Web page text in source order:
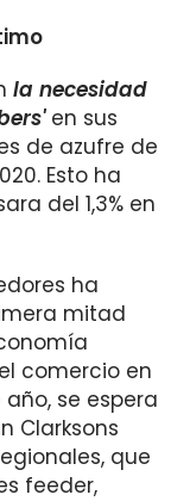
la necesidad
en sus
de azufre de
Esto ha
del 1,3% en
ha
mitad
comercio en
se espera
Clarksons
que
feeder,